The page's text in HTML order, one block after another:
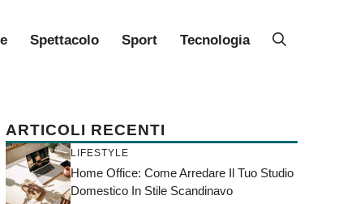
Spettacolo Sport Tecnologia
ARTICOLI RECENTI
LIFESTYLE
Home Office: Come Arredare Il Tuo Studio
Domestico In Stile Scandinavo